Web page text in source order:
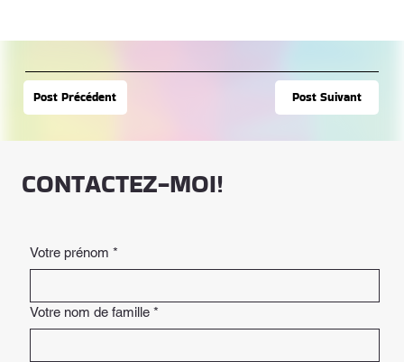
Post Précédent Post Suivant
CONTACTEZ-MOI!
Votre prénom *
Votre nom de famille *